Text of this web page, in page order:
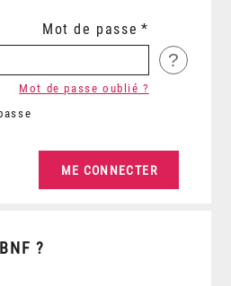
Mot de passe
?
Mot de passe oublié ?
?